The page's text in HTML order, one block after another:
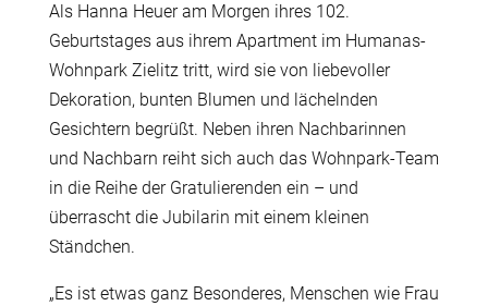
Als Hanna Heuer am Morgen ihres 102.
Geburtstages aus ihrem Apartment im Humanas-
Wohnpark Zielitz tritt, wird sie von liebevoller
Dekoration, bunten Blumen und lächelnden
Gesichtern begrüßt. Neben ihren Nachbarinnen
und Nachbarn reiht sich auch das Wohnpark-Team
in die Reihe der Gratulierenden ein – und
überrascht die Jubilarin mit einem kleinen
Ständchen.
„Es ist etwas ganz Besonderes, Menschen wie Frau